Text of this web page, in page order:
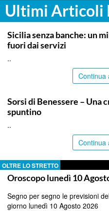
Ultimi Articoli
PALERMO
Sicilia senza banche: un
fuori dai servizi
..
Continua
Sorsi di Benessere – Una
spuntino
..
Continua
OLTRE LO STRETTO
Oroscopo lunedì 10
Segno per segno le previsioni
giorno lunedì 10 Agosto 2026